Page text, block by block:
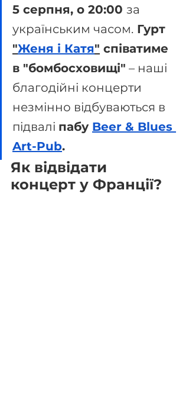
5 серпня, о 20:00 за
українським часом. Гурт
"Женя і Катя" співатиме
в "бомбосховищі" – наші
благодійні концерти
незмінно відбуваються в
підвалі пабу Beer & Blues
Art-Pub.
Як відвідати
концерт у Франції?